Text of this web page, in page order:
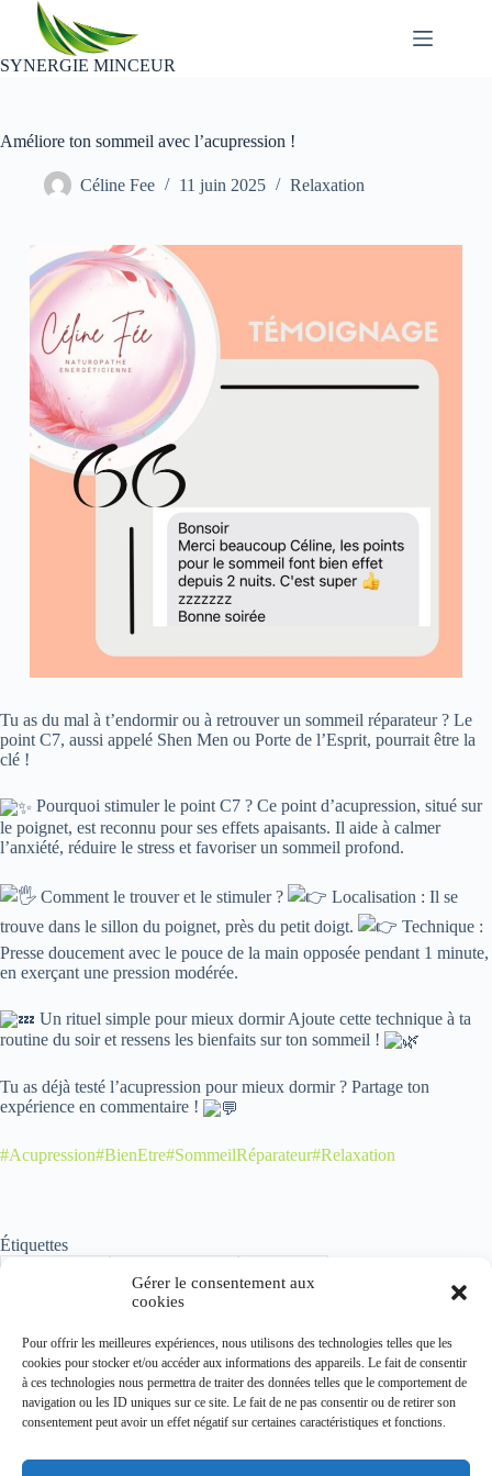
Gérer le consentement aux
cookies
Pour offrir les meilleures expériences, nous utilisons des technologies telles que les
cookies pour stocker et/ou accéder aux informations des appareils. Le fait de consentir
à ces technologies nous permettra de traiter des données telles que le comportement de
navigation ou les ID uniques sur ce site. Le fait de ne pas consentir ou de retirer son
consentement peut avoir un effet négatif sur certaines caractéristiques et fonctions.
Passer
contenu
SYNERGIE MINCEUR
Améliore ton sommeil avec l’acupression !
Céline Fee 11 juin 2025 Relaxation
Tu as du mal à t’endormir ou à retrouver un sommeil réparateur ? Le
point C7, aussi appelé Shen Men ou Porte de l’Esprit, pourrait être la
clé !
Pourquoi stimuler le point C7 ? Ce point d’acupression, situé sur
le poignet, est reconnu pour ses effets apaisants. Il aide à calmer
l’anxiété, réduire le stress et favoriser un sommeil profond.
Comment le trouver et le stimuler ?
Localisation : Il se
trouve dans le sillon du poignet, près du petit doigt.
Technique :
Presse doucement avec le pouce de la main opposée pendant 1 minute,
en exerçant une pression modérée.
Un rituel simple pour mieux dormir Ajoute cette technique à ta
routine du soir et ressens les bienfaits sur ton sommeil !
Tu as déjà testé l’acupression pour mieux dormir ? Partage ton
expérience en commentaire !
#Acupression#BienEtre#SommeilRéparateur#Relaxation
Étiquettes
Synergie Minceur
Institut spécialisé de l'amincissement par la digitopuncture
dans le Pas-de-Calais
Mobile :